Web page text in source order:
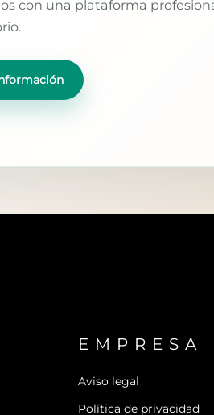
con una plataforma
EMPRESA
Aviso legal
Política de privacidad